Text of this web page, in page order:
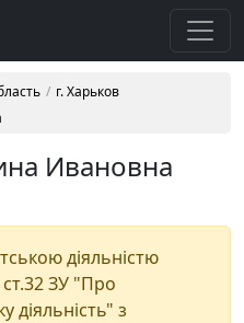
г. Харьков
Ивановна
діяльністю
ЗУ "Про
діяльність" з